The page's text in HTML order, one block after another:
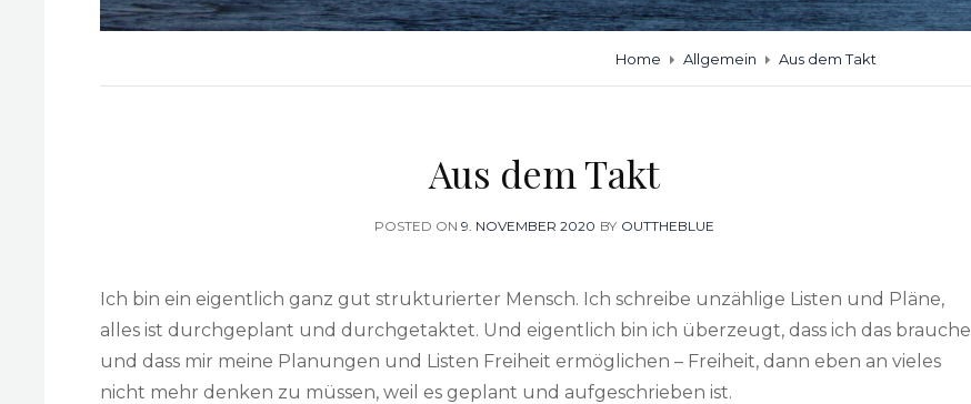
Home Allgemein Aus dem Takt
Aus dem Takt
POSTED ON POSTED
9. NOVEMBER 2020 BY OUTTHEBLUE
Ich bin ein eigentlich ganz gut strukturierter Mensch. Ich schreibe unzählige Listen und Pläne,
alles ist durchgeplant und durchgetaktet. Und eigentlich bin ich überzeugt, dass ich das brauche
und dass mir meine Planungen und Listen Freiheit ermöglichen – Freiheit, dann eben an vieles
nicht mehr denken zu müssen, weil es geplant und aufgeschrieben ist.